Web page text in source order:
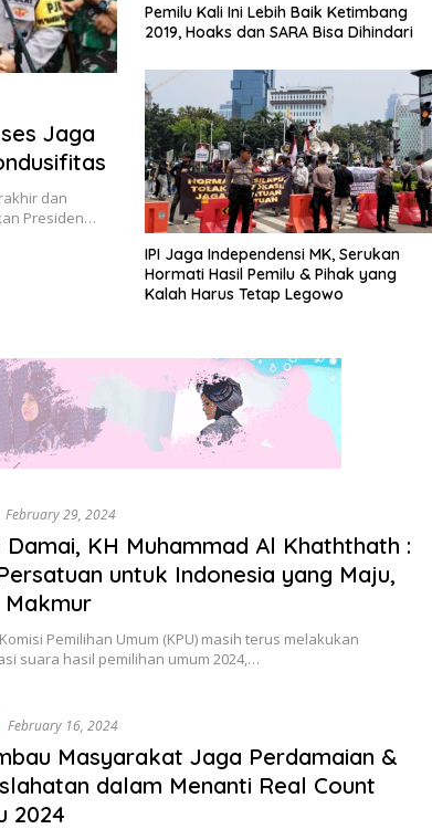
Jaga
dan
Presiden…
Pemilu Kali Ini Lebih Baik Ketimbang
2019, Hoaks dan SARA Bisa Dihindari
IPI Jaga Independensi MK, Serukan
Hormati Hasil Pemilu & Pihak yang
Kalah Harus Tetap Legowo
February 29, 2024
Damai, KH Muhammad Al Khaththath :
untuk Indonesia yang Maju,
Makmur
Pemilihan Umum (KPU) masih terus melakukan
suara hasil pemilihan umum 2024,…
February 16, 2024
Masyarakat Jaga Perdamaian &
dalam Menanti Real Count
2024